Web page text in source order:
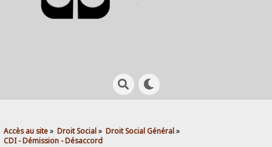
Accès au site» Droit Social» Droit Social Général»
CDI - Démission - Désaccord